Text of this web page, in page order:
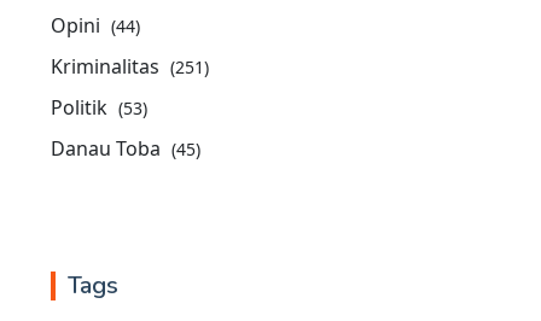
Opini (44)
Kriminalitas (251)
Politik (53)
Danau Toba (45)
Tags